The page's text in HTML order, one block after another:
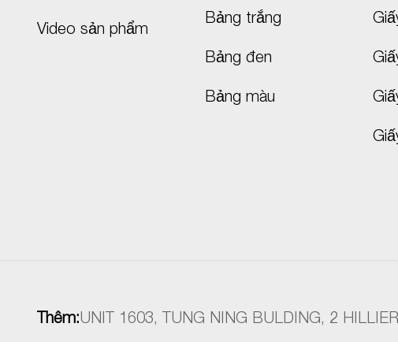
Video sản phẩm
Bảng trắng
Bảng đen
Bảng màu
Thêm:UNIT 1603, TUNG NING BULDING, 2